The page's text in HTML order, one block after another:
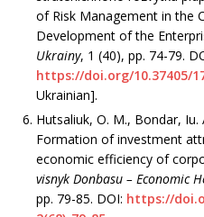
of Risk Management in the
Development of the
Ukrainy, 1 (40), рр. 74-79.
https://doi.org/10.37405/
Ukrainian].
Hutsaliuk, O. M., Bondar, Іu.
Formation of investment
economic efficiency of
visnyk Donbasu – Economic
pp. 79-85. DOI: https://